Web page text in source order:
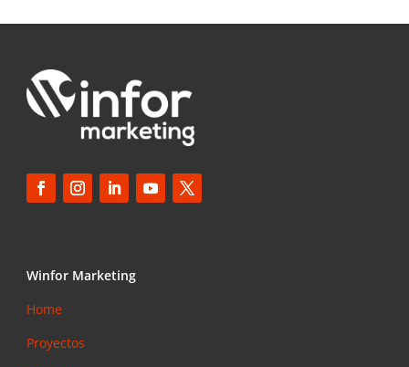
Winfor Marketing
Home
Proyectos